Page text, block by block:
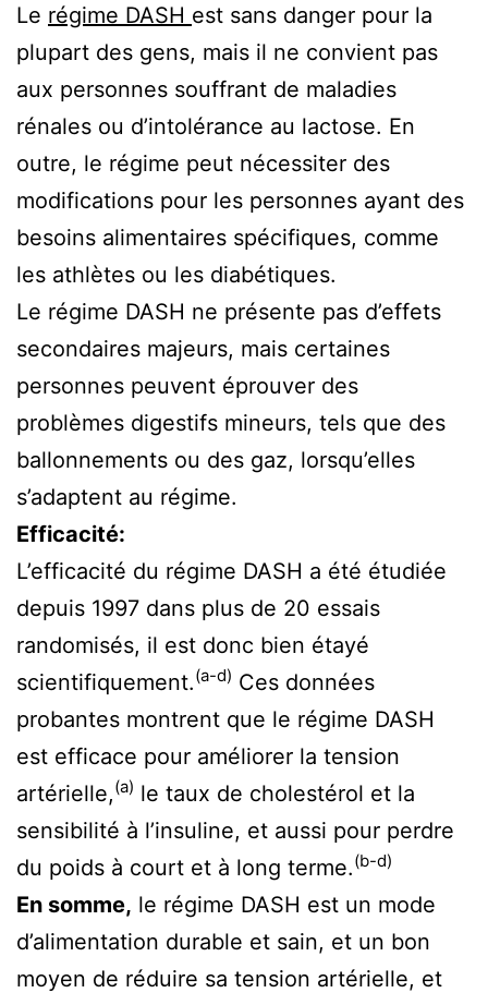
Le régime DASH est sans danger pour la
plupart des gens, mais il ne convient pas
aux personnes souffrant de maladies
rénales ou d’intolérance au lactose. En
outre, le régime peut nécessiter des
modifications pour les personnes ayant des
besoins alimentaires spécifiques, comme
les athlètes ou les diabétiques.
Le régime DASH ne présente pas d’effets
secondaires majeurs, mais certaines
personnes peuvent éprouver des
problèmes digestifs mineurs, tels que des
ballonnements ou des gaz, lorsqu’elles
s’adaptent au régime.
Efficacité:
L’efficacité du régime DASH a été étudiée
depuis 1997 dans plus de 20 essais
randomisés, il est donc bien étayé
scientifiquement.(a-d) Ces données
probantes montrent que le régime DASH
est efficace pour améliorer la tension
artérielle,(a) le taux de cholestérol et la
sensibilité à l’insuline, et aussi pour perdre
du poids à court et à long terme.(b-d)
En somme, le régime DASH est un mode
d’alimentation durable et sain, et un bon
moyen de réduire sa tension artérielle, et